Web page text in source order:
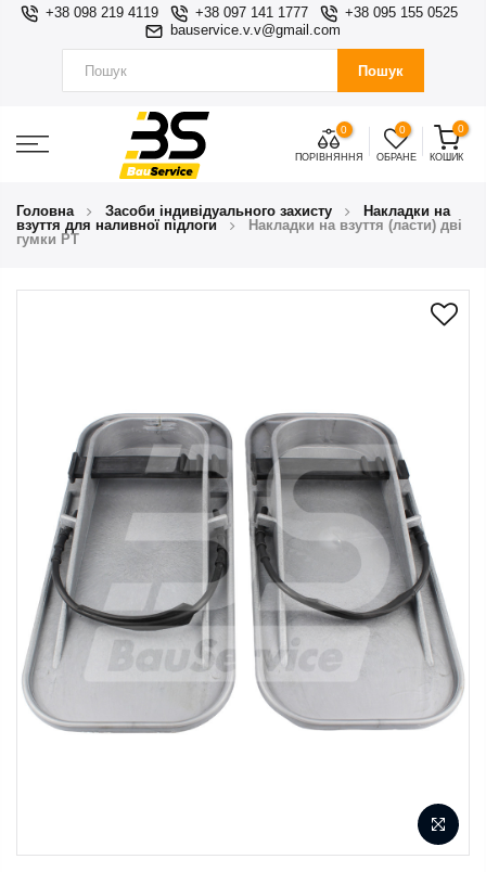
+38 098 219 4119 +38 097 141 1777
+38 095 155 0525
bauservice.v.v@gmail.com
Пошук
0
ПОРІВНЯННЯ
0
ОБРАНЕ
0
КОШИК
Головна Засоби індивідуального захисту
Накладки на
взуття для наливної підлоги
Накладки на взуття (ласти) дві
гумки PT